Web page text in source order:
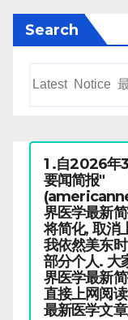
Search
1 .自2026年
要闻简报"
界医学最新
将简化, 取消
我依然美东
部分个人. 大
界医学最新
直接上网阅
最新医学文